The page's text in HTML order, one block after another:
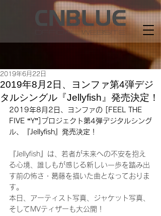
2019年8月2日、ヨンファ第4弾デジ
タルシングル『Jellyfish』発売決定！
2019年6月22日
2019年8月2日、ヨンファの [FEEL THE
FIVE “Y”]プロジェクト第4弾デジタルシング
ル、『Jellyfish』発売決定！
『Jellyfish』は、若者が未来への不安を抱え
る心境、誰しもが感じる新しい一歩を踏み出
す前の怖さ・葛藤を描いた曲となっておりま
す。
本日、アーティスト写真、ジャケット写真、
そしてMVティザーも大公開！